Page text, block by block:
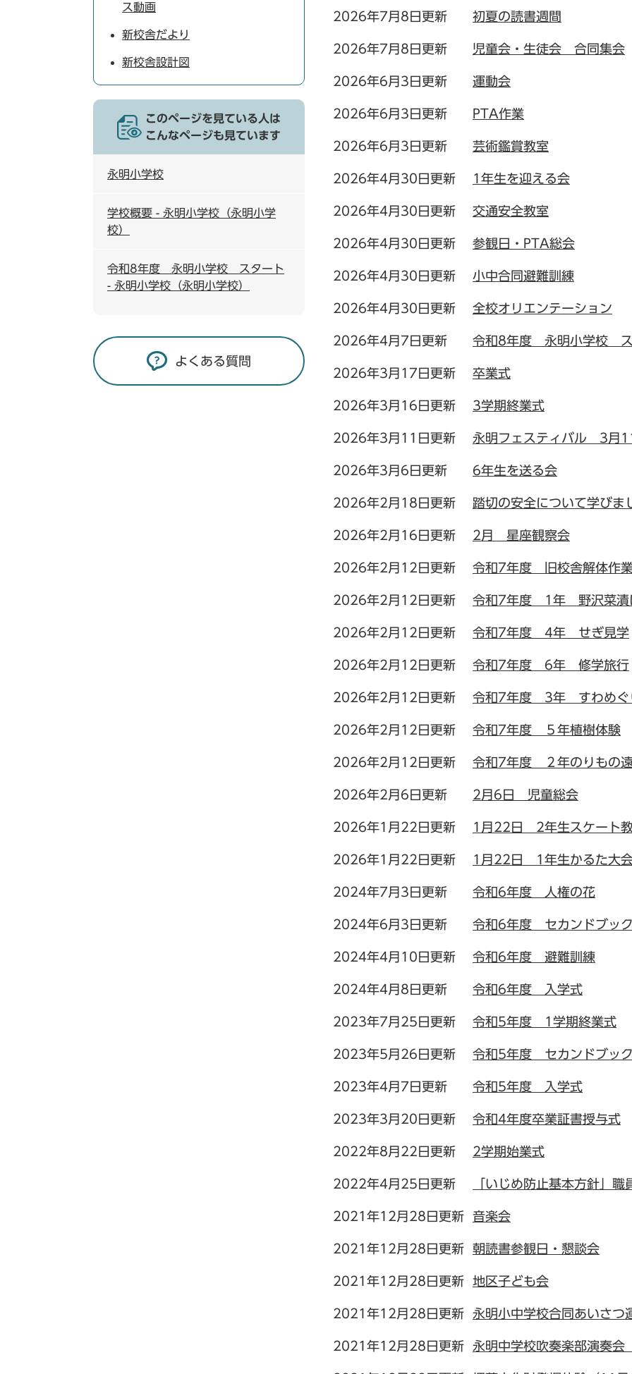
2026年7月8日更新 初夏の読書週間
2026年7月8日更新 児童会・生徒会 合同集会
2026年6月3日更新 運動会
2026年6月3日更新 PTA作業
2026年6月3日更新 芸術鑑賞教室
2026年4月30日更新 1年生を迎える会
2026年4月30日更新 交通安全教室
2026年4月30日更新 参観日・PTA総会
2026年4月30日更新 小中合同避難訓練
2026年4月30日更新 全校オリエンテーション
2026年4月7日更新 令和8年度 永明小学校
2026年3月17日更新 卒業式
2026年3月16日更新 3学期終業式
2026年3月11日更新 永明フェスティバル 3月
2026年3月6日更新 6年生を送る会
2026年2月18日更新 踏切の安全について学びま
2026年2月16日更新 2月 星座観察会
2026年2月12日更新 令和7年度 旧校舎解体作
2026年2月12日更新 令和7年度 1年 野沢菜漬
2026年2月12日更新 令和7年度 4年 せぎ見学
2026年2月12日更新 令和7年度 6年 修学旅行
2026年2月12日更新 令和7年度 3年 すわめぐ
2026年2月12日更新 令和7年度 ５年植樹体験
2026年2月12日更新 令和7年度 ２年のりもの
2026年2月6日更新 2月6日 児童総会
2026年1月22日更新 1月22日 2年生スケート
2026年1月22日更新 1月22日 1年生かるた大
2024年7月3日更新 令和6年度 人権の花
2024年6月3日更新 令和6年度 セカンドブッ
2024年4月10日更新 令和6年度 避難訓練
2024年4月8日更新 令和6年度 入学式
2023年7月25日更新 令和5年度 1学期終業式
2023年5月26日更新 令和5年度 セカンドブッ
2023年4月7日更新 令和5年度 入学式
2023年3月20日更新 令和4年度卒業証書授与式
2022年8月22日更新 2学期始業式
2022年4月25日更新 「いじめ防止基本方針」職
2021年12月28日更新 音楽会
2021年12月28日更新 朝読書参観日・懇談会
2021年12月28日更新 地区子ども会
2021年12月28日更新 永明小中学校合同あいさつ
2021年12月28日更新 永明中学校吹奏楽部演奏
ス動画
新校舎だより
新校舎設計図
このページを見ている人は
こんなページも見ています
永明小学校
学校概要 - 永明小学校（永明小学
校）
令和8年度 永明小学校 スタート
- 永明小学校（永明小学校）
よくある質問